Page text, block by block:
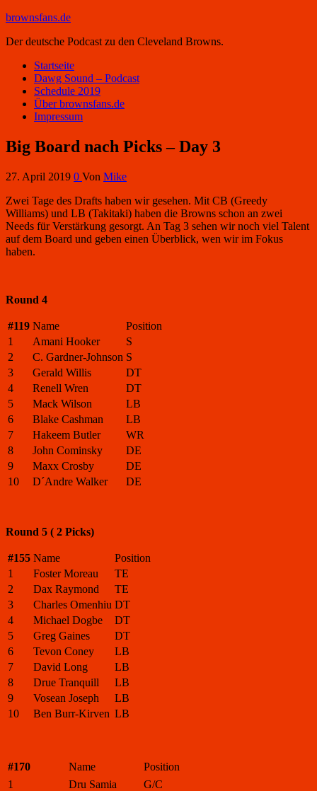
brownsfans.de
Der deutsche Podcast zu den Cleveland Browns.
Startseite
Dawg Sound – Podcast
Schedule 2019
Über brownsfans.de
Impressum
Big Board nach Picks – Day 3
27. April 2019 0 Von Mike
Zwei Tage des Drafts haben wir gesehen. Mit CB (Greedy
Williams) und LB (Takitaki) haben die Browns schon an zwei
Needs für Verstärkung gesorgt. An Tag 3 sehen wir noch viel Talent
auf dem Board und geben einen Überblick, wen wir im Fokus
haben.
Round 4
#119 Name
Position
1
Amani Hooker
S
2
C. Gardner-Johnson S
3
Gerald Willis
DT
4
Renell Wren
DT
5
Mack Wilson
LB
6
Blake Cashman
LB
7
Hakeem Butler
WR
8
John Cominsky
DE
9
Maxx Crosby
DE
10
D´Andre Walker DE
Round 5 ( 2 Picks)
#155 Name
Position
1
Foster Moreau
TE
2
Dax Raymond
TE
3
Charles Omenhiu DT
4
Michael Dogbe
DT
5
Greg Gaines
DT
6
Tevon Coney
LB
7
David Long
LB
8
Drue Tranquill
LB
9
Vosean Joseph
LB
10
Ben Burr-Kirven LB
#170 Name
Position
1
Dru Samia
G/C